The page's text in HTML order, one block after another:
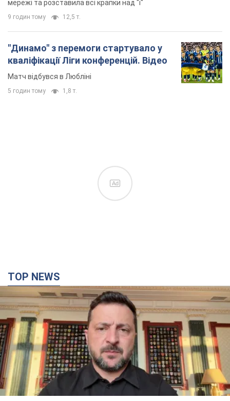
мережі та розставила всі крапки над "і"
9 годин тому 12,5 т.
"Динамо" з перемоги стартувало у
кваліфікації Ліги конференцій. Відео
Матч відбувся в Любліні
5 годин тому 1,8 т.
Ad
TOP NEWS